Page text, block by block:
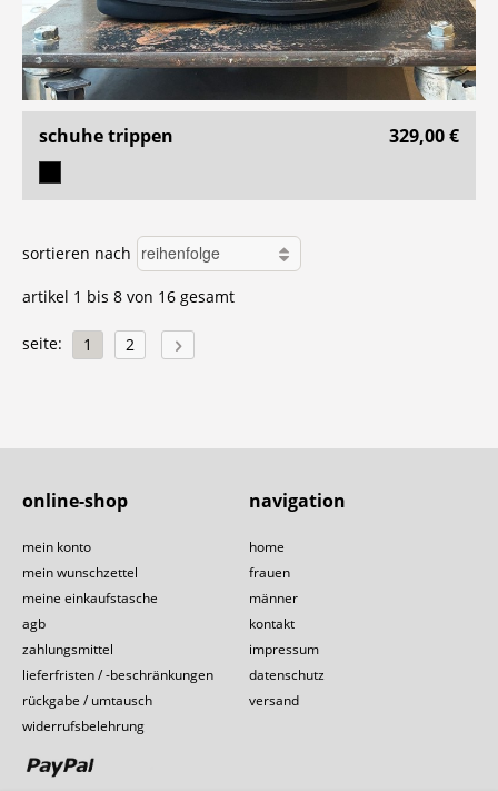
schuhe trippen 329,00 €
sortieren nach
artikel 1 bis 8 von 16 gesamt
seite: 1 2
navigation
home
frauen
männer
kontakt
impressum
datenschutz
versand
online-shop
mein konto
mein wunschzettel
meine einkaufstasche
agb
zahlungsmittel
lieferfristen / -beschränkungen
rückgabe / umtausch
widerrufsbelehrung